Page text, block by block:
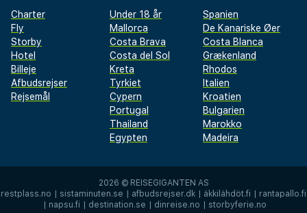
Charter
Fly
Storby
Hotel
Billeje
Afbudsrejser
Rejsemål
Under 18 år
Spanien
Mallorca
De Kanariske Øer
Costa Brava
Costa Blanca
Costa del Sol
Grækenland
Kreta
Rhodos
Tyrkiet
Italien
Cypern
Kroatien
Portugal
Bulgarien
Thailand
Marokko
Egypten
Madeira
2026 © REISEGIGANTEN AS
restplass.no | sistaminuten.se | afbudsrejser.dk | äkkilähdöt.fi | rantapallo.fi
| napsu.fi | destination.se | dinreise.no | storbyferie.no